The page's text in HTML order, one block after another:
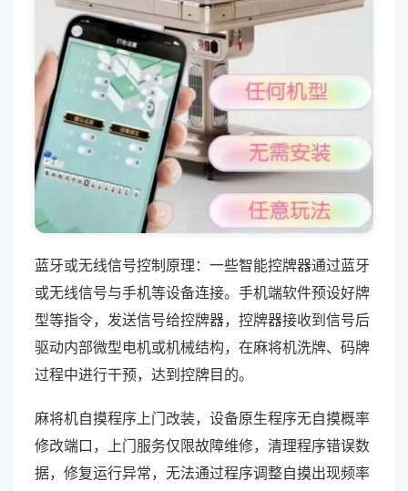
蓝牙或无线信号控制原理：一些智能控牌器通过蓝牙
或无线信号与手机等设备连接。手机端软件预设好牌
型等指令，发送信号给控牌器，控牌器接收到信号后
驱动内部微型电机或机械结构，在麻将机洗牌、码牌
过程中进行干预，达到控牌目的。
麻将机自摸程序上门改装，设备原生程序无自摸概率
修改端口，上门服务仅限故障维修，清理程序错误数
据，修复运行异常，无法通过程序调整自摸出现频率